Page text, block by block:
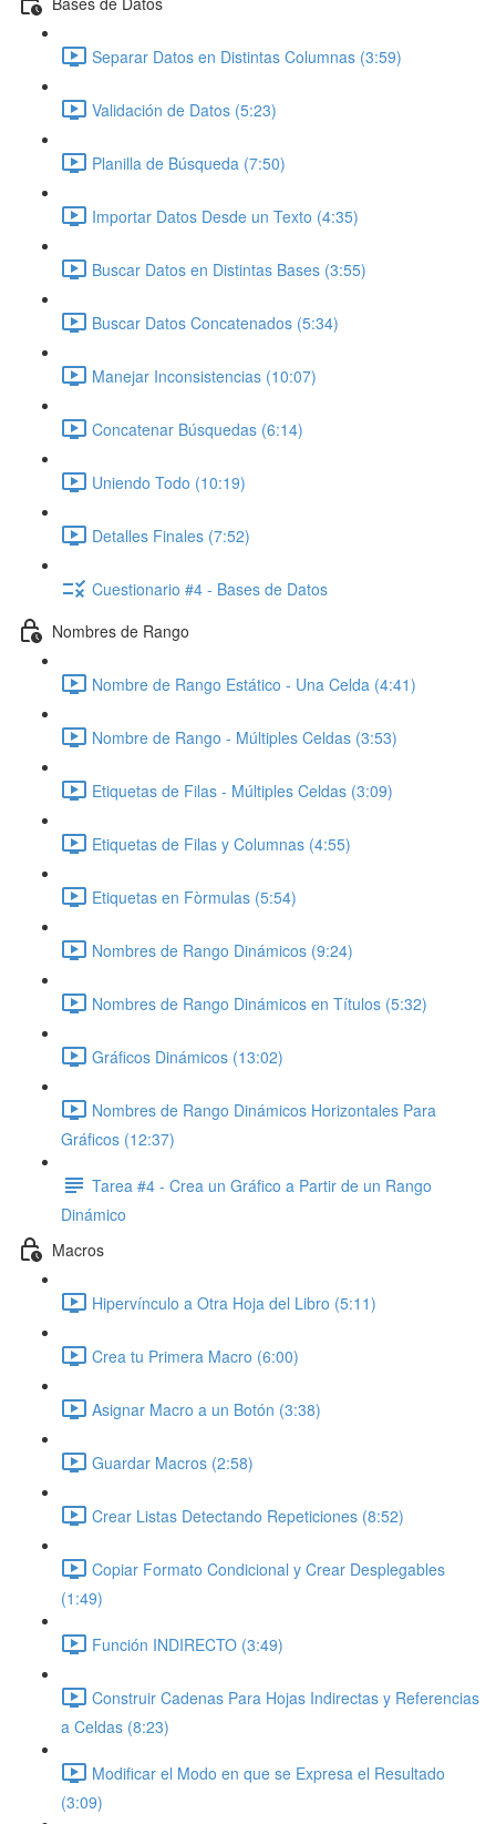
Separar Datos en Distintas Columnas (3:59)
Validación de Datos (5:23)
Planilla de Búsqueda (7:50)
Importar Datos Desde un Texto (4:35)
Buscar Datos en Distintas Bases (3:55)
Buscar Datos Concatenados (5:34)
Manejar Inconsistencias (10:07)
Concatenar Búsquedas (6:14)
Uniendo Todo (10:19)
Detalles Finales (7:52)
Cuestionario #4 - Bases de Datos
Nombres de Rango
Nombre de Rango Estático - Una Celda (4:41)
Nombre de Rango - Múltiples Celdas (3:53)
Etiquetas de Filas - Múltiples Celdas (3:09)
Etiquetas de Filas y Columnas (4:55)
Etiquetas en Fòrmulas (5:54)
Nombres de Rango Dinámicos (9:24)
Nombres de Rango Dinámicos en Títulos (5:32)
Gráficos Dinámicos (13:02)
Nombres de Rango Dinámicos Horizontales Para
Gráficos (12:37)
Tarea #4 - Crea un Gráfico a Partir de un Rango
Dinámico
Macros
Hipervínculo a Otra Hoja del Libro (5:11)
Crea tu Primera Macro (6:00)
Asignar Macro a un Botón (3:38)
Guardar Macros (2:58)
Crear Listas Detectando Repeticiones (8:52)
Copiar Formato Condicional y Crear Desplegables
(1:49)
Función INDIRECTO (3:49)
Construir Cadenas Para Hojas Indirectas y Referencias
a Celdas (8:23)
Modificar el Modo en que se Expresa el Resultado
(3:09)